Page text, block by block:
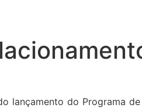
lançamento do Programa